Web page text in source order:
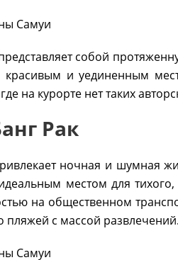
собой
и уединенным
на курорте нет таких
Рак
ночная и шумная
местом для
на общественном
пляжей с массой развлечений.